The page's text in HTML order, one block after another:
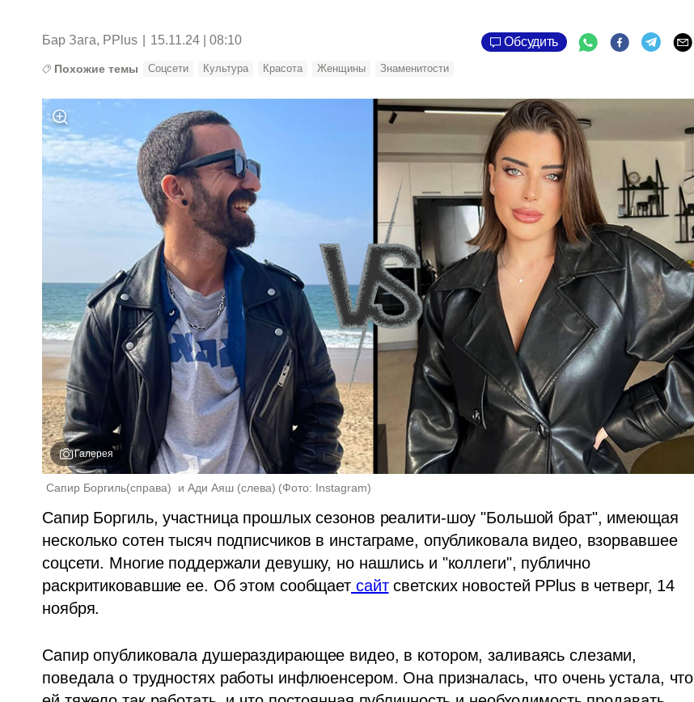
Бар Зага, PPlus 15.11.24 | 08:10 Обсудить
Похожие темы Соцсети Культура Красота Женщины Знаменитости
Галерея
Сапир Боргиль(справа)  и Ади Аяш (слева) (Фото: Instagram)
Cапир Боргиль, участница прошлых сезонов реалити-шоу "Большой брат", имеющая
несколько сотен тысяч подписчиков в инстаграме, опубликовала видео, взорвавшее
соцсети. Многие поддержали девушку, но нашлись и "коллеги", публично
раскритиковавшие ее. Об этом сообщает сайт светских новостей PPlus в четверг, 14
ноября.
Сапир опубликовала душераздирающее видео, в котором, заливаясь слезами,
поведала о трудностях работы инфлюенсером. Она призналась, что очень устала, что